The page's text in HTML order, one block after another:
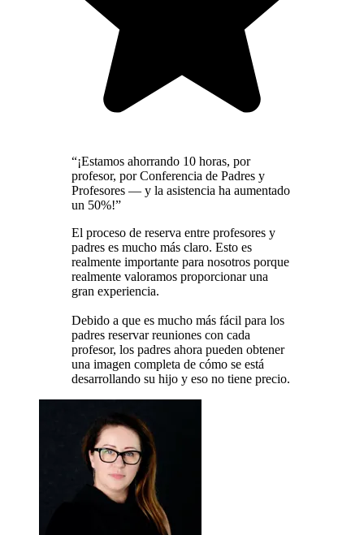
“¡Estamos ahorrando 10 horas, por
profesor, por Conferencia de Padres y
Profesores — y la asistencia ha aumentado
un 50%!”
El proceso de reserva entre profesores y
padres es mucho más claro. Esto es
realmente importante para nosotros porque
realmente valoramos proporcionar una
gran experiencia.
Debido a que es mucho más fácil para los
padres reservar reuniones con cada
profesor, los padres ahora pueden obtener
una imagen completa de cómo se está
desarrollando su hijo y eso no tiene precio.